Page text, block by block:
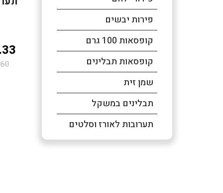
פירות יבשים
קופסאות 100 גרם
קופסאות תבלינים
שמן זית
תבלינים במשקל
תערובות לאורז וסלטים